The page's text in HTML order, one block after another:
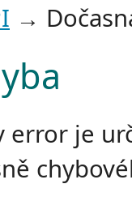
→
error je